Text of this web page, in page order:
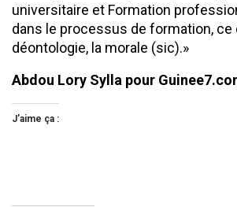
universitaire et Formation
dans le processus de formation, ce
déontologie, la morale (sic).»
Abdou Lory Sylla pour
J’aime ça :